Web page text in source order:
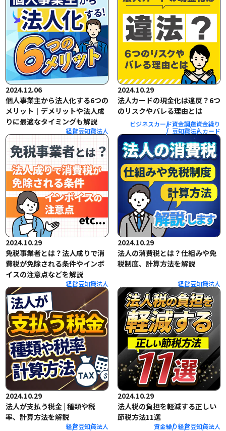
2024.12.06
個人事業主から法人化する6つの
メリット｜デメリットや法人成
りに最適なタイミングも解説
経営豆知識法人
2024.10.29
法人カードの現金化は違反？6つ
のリスクやバレる理由とは
ビジネスカード資金調達資金繰り
豆知識法人カード
2024.10.29
免税事業者とは？法人成りで消
費税が免除される条件やインボ
イスの注意点などを解説
経営豆知識法人
2024.10.29
法人の消費税とは？仕組みや免
税制度、計算方法を解説
経営豆知識法人
2024.10.29
法人が支払う税金 | 種類や税
率、計算方法を解説
経営豆知識法人
2024.10.29
法人税の負担を軽減する正しい
節税方法11選
資金繰り経営豆知識法人